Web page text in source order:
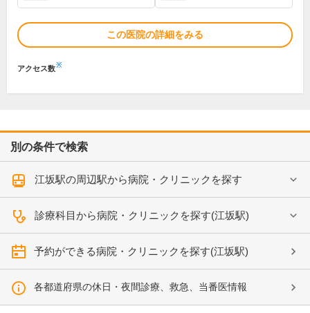
この医院の詳細をみる
アクセス数※
別の条件で検索
江坂駅の周辺駅から病院・クリニックを探す
診療科目から病院・クリニックを探す(江坂駅)
予約ができる病院・クリニックを探す(江坂駅)
各都道府県の休日・夜間診療、救急、当番医情報